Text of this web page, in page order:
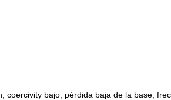
bajo, pérdida baja de la base,